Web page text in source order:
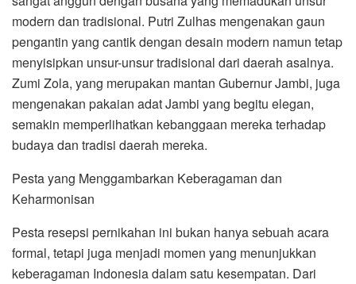
modern dan tradisional. Putri Zulhas mengenakan gaun
pengantin yang cantik dengan desain modern namun tetap
menyisipkan unsur-unsur tradisional dari daerah asalnya.
Zumi Zola, yang merupakan mantan Gubernur Jambi, juga
mengenakan pakaian adat Jambi yang begitu elegan,
semakin memperlihatkan kebanggaan mereka terhadap
budaya dan tradisi daerah mereka.
Pesta yang Menggambarkan Keberagaman dan
Keharmonisan
Pesta resepsi pernikahan ini bukan hanya sebuah acara
formal, tetapi juga menjadi momen yang menunjukkan
keberagaman Indonesia dalam satu kesempatan. Dari